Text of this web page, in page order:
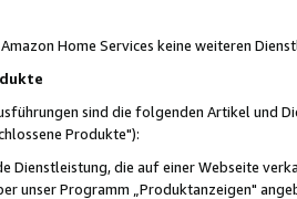
Home Services keine weiteren
sind die folgenden Artikel und
Produkte"):
Dienstleistung, die auf einer Webseite
unser Programm „Produktanzeigen"